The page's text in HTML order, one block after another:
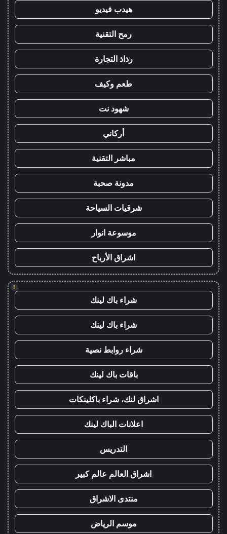
هيدب فيديو
رمح التقنية
رذاذ التجارة
طعم وكيف
شهود نت
أركاني
مباشر التقنية
مدونة صحبة
شرقيات السياحة
موسوعة انوار
اشراق الأرباح
!
شراء باك لينك
شراء باك لينك
شراء روابط نصية
باقات باك لينك
اشراق لنك، شراء باكلينكات
اعلانات الباك لينك
التدريس
اشراق العالم عالم كبير
منتدى الاشراق
موسم الرياض